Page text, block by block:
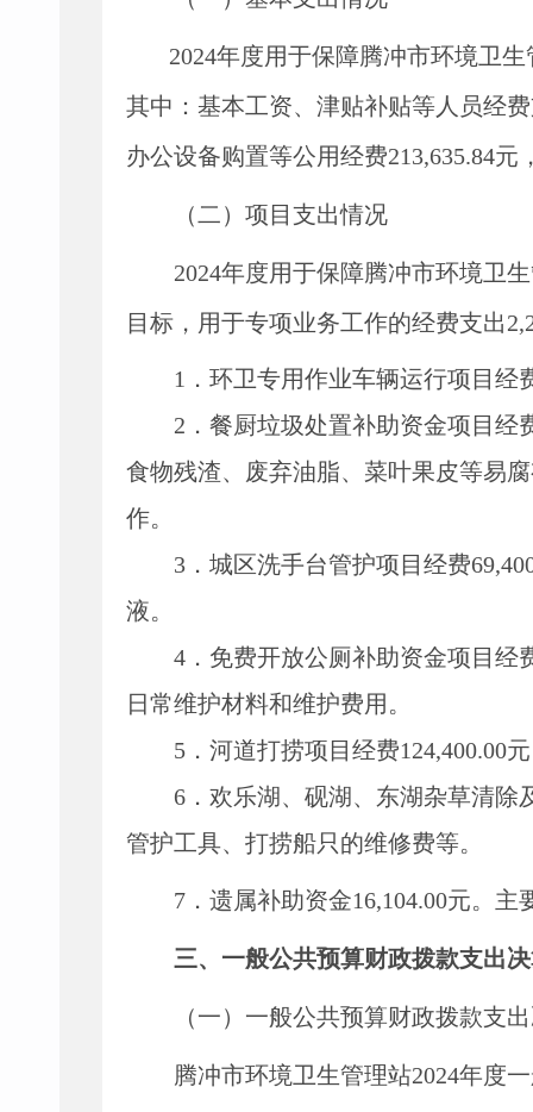
2024年度用于保障腾冲市环境卫生
其中： 基本工资、津贴补贴等人员经
办公设备购置等公用经费213,635.84元
（二）项目支出情况
2024年度用于保障腾冲市环境卫
目标，用于专项业务工作的经费支出2,
1 ． 环卫专用作业车辆运行项目经
2 ． 餐厨垃圾处置补助资金项目经
食物残渣、废弃油脂、菜叶果皮等易
作。
3 ． 城区洗手台管护项目经费69,
液。
4 ． 免费开放公厕补助资金项目经
日常维护材料和维护费用。
5 ． 河道打捞项目经费124,400.00
6 ． 欢乐湖、砚湖、东湖杂草清除
管护工具、打捞船只的维修费等。
7 ． 遗属补助资金16,104.00元。主
三、一般公共预算财政拨款支出
（一）一般公共预算财政拨款支
腾冲市环境卫生管理站2024年度